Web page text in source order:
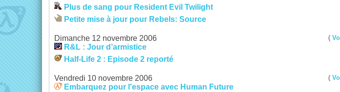
Plus de sang pour Resident Evil Twilight
Petite mise à jour pour Rebels: Source
(
Dimanche 12 novembre 2006
R&L : Jour d’armistice
Half-Life 2 : Episode 2 reporté
(
Vendredi 10 novembre 2006
Embarquez pour l'espace avec Human Future